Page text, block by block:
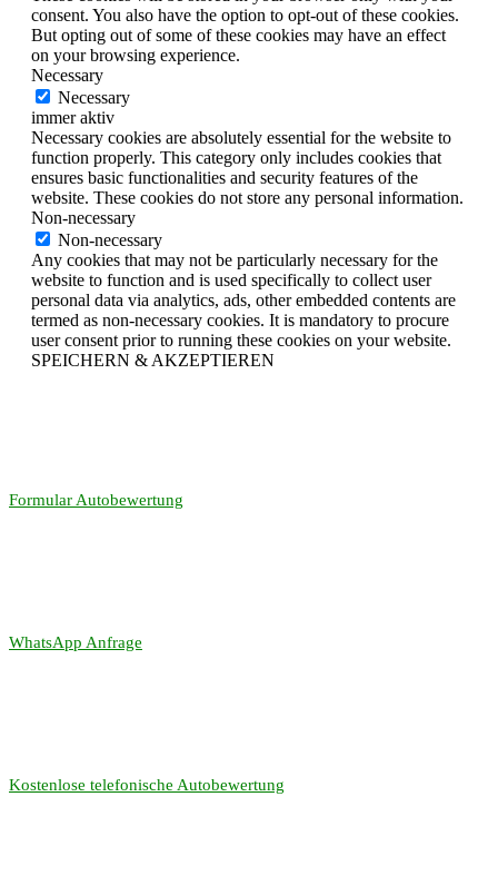
consent. You also have the option to opt-out of these cookies.
But opting out of some of these cookies may have an effect
on your browsing experience.
Necessary
Necessary
immer aktiv
Necessary cookies are absolutely essential for the website to
function properly. This category only includes cookies that
ensures basic functionalities and security features of the
website. These cookies do not store any personal information.
Non-necessary
Non-necessary
Any cookies that may not be particularly necessary for the
website to function and is used specifically to collect user
personal data via analytics, ads, other embedded contents are
termed as non-necessary cookies. It is mandatory to procure
user consent prior to running these cookies on your website.
SPEICHERN & AKZEPTIEREN
Formular Autobewertung
WhatsApp Anfrage
Kostenlose telefonische Autobewertung